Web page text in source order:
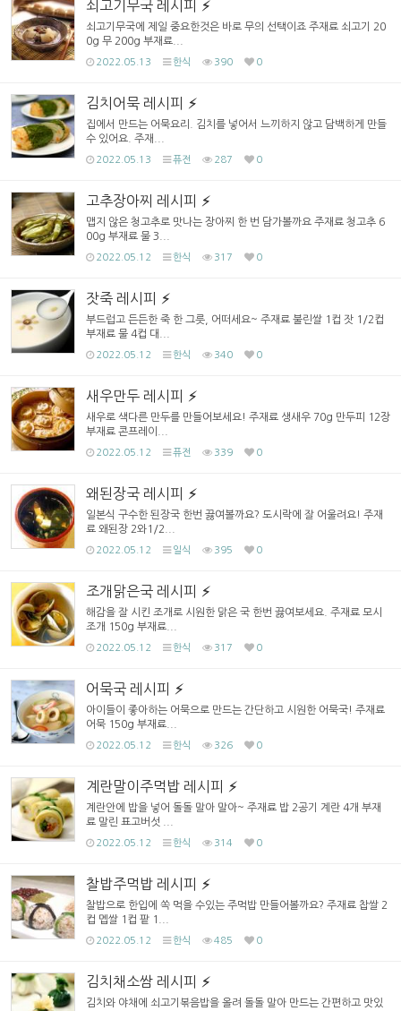
쇠고기무국 레시피
쇠고기무국에 제일 중요한것은 바로 무의 선택이죠 주재료 쇠고기 20
0g 무 200g 부재료...
2022.05.13 한식 390 0
김치어묵 레시피
집에서 만드는 어묵요리. 김치를 넣어서 느끼하지 않고 담백하게 만들
수 있어요. 주재...
2022.05.13 퓨전 287 0
고추장아찌 레시피
맵지 않은 청고추로 맛나는 장아찌 한 번 담가볼까요 주재료 청고추 6
00g 부재료 물 3...
2022.05.12 한식 317 0
잣죽 레시피
부드럽고 든든한 죽 한 그릇, 어떠세요~ 주재료 불린쌀 1컵 잣 1/2컵
부재료 물 4컵 대...
2022.05.12 한식 340 0
새우만두 레시피
새우로 색다른 만두를 만들어보세요! 주재료 생새우 70g 만두피 12장
부재료 콘프레이...
2022.05.12 퓨전 339 0
왜된장국 레시피
일본식 구수한 된장국 한번 끓여볼까요? 도시락에 잘 어울려요! 주재
료 왜된장 2와1/2...
2022.05.12 일식 395 0
조개맑은국 레시피
해감을 잘 시킨 조개로 시원한 맑은 국 한번 끓여보세요. 주재료 모시
조개 150g 부재료...
2022.05.12 한식 317 0
어묵국 레시피
아이들이 좋아하는 어묵으로 만드는 간단하고 시원한 어묵국! 주재료
어묵 150g 부재료...
2022.05.12 한식 326 0
계란말이주먹밥 레시피
계란안에 밥을 넣어 돌돌 말아 말아~ 주재료 밥 2공기 계란 4개 부재
료 말린 표고버섯 ...
2022.05.12 한식 314 0
찰밥주먹밥 레시피
찰밥으로 한입에 쏙 먹을 수있는 주먹밥 만들어볼까요? 주재료 찹쌀 2
컵 멥쌀 1컵 팥 1...
2022.05.12 한식 485 0
김치채소쌈 레시피
김치와 야채에 쇠고기볶음밥을 올려 돌돌 말아 만드는 간편하고 맛있